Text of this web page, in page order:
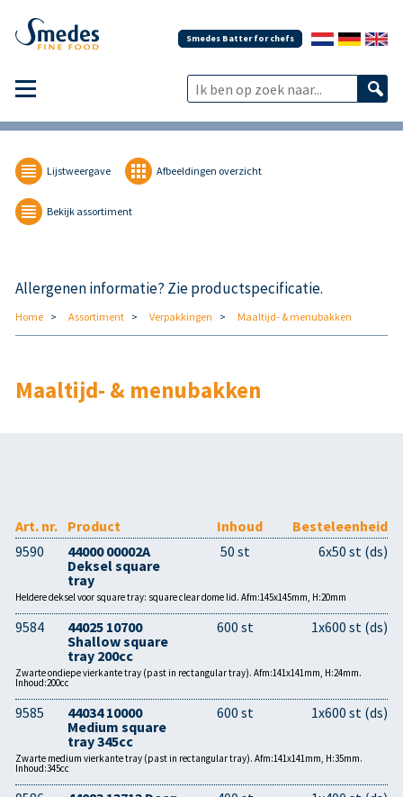
Smedes Batter for chefs
Lijstweergave Afbeeldingen overzicht
Bekijk assortiment
Allergenen informatie? Zie productspecificatie.
Home Assortiment Verpakkingen Maaltijd- & menubakken
Maaltijd- & menubakken
Art. nr. Product Inhoud
Besteleenheid
9590
44000 00002A
Deksel square
tray
50 st 6x50 st (ds)
Heldere deksel voor square tray: square clear dome lid. Afm:145x145mm, H:20mm
9584
44025 10700
Shallow square
tray 200cc
600 st 1x600 st (ds)
Zwarte ondiepe vierkante tray (past in rectangular tray). Afm:141x141mm, H:24mm.
Inhoud:200cc
9585
44034 10000
Medium square
tray 345cc
600 st 1x600 st (ds)
Zwarte medium vierkante tray (past in rectangular tray). Afm:141x141mm, H:35mm.
Inhoud:345cc